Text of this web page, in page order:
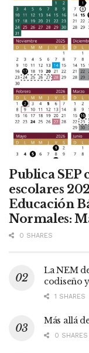
Publica SEP
escolares
Educación
Normales:
0 SHARES
La NEM
codiseño
1 SHARES
Más allá
0 SHARES